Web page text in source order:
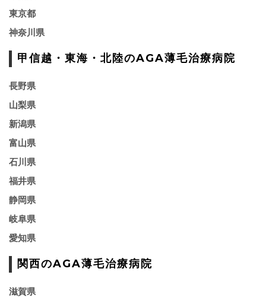
東京都
神奈川県
甲信越・東海・北陸のAGA薄毛治療病院
長野県
山梨県
新潟県
富山県
石川県
福井県
静岡県
岐阜県
愛知県
関西のAGA薄毛治療病院
滋賀県